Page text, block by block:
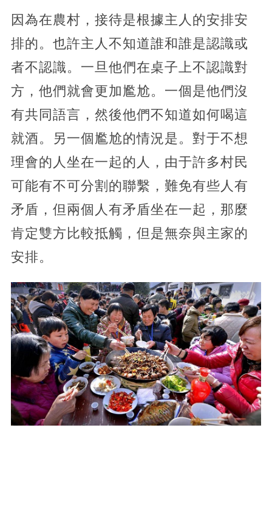
因為在農村，接待是根據主人的安排安
排的。也許主人不知道誰和誰是認識或
者不認識。 一旦他們在桌子上不認識對
方，他們就會更加尷尬。一個是他們沒
有共同語言，然後他們不知道如何喝這
就酒。另一個尷尬的情況是。對于不想
理會的人坐在一起的人，由于許多村民
可能有不可分割的聯繫， 難免有些人有
矛盾，但兩個人有矛盾坐在一起，那麼
肯定雙方比較抵觸，但是無奈與主家的
安排。